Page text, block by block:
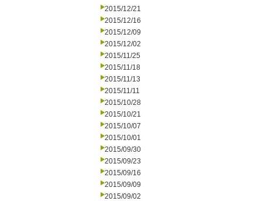
2015/12/21
2015/12/16
2015/12/09
2015/12/02
2015/11/25
2015/11/18
2015/11/13
2015/11/11
2015/10/28
2015/10/21
2015/10/07
2015/10/01
2015/09/30
2015/09/23
2015/09/16
2015/09/09
2015/09/02